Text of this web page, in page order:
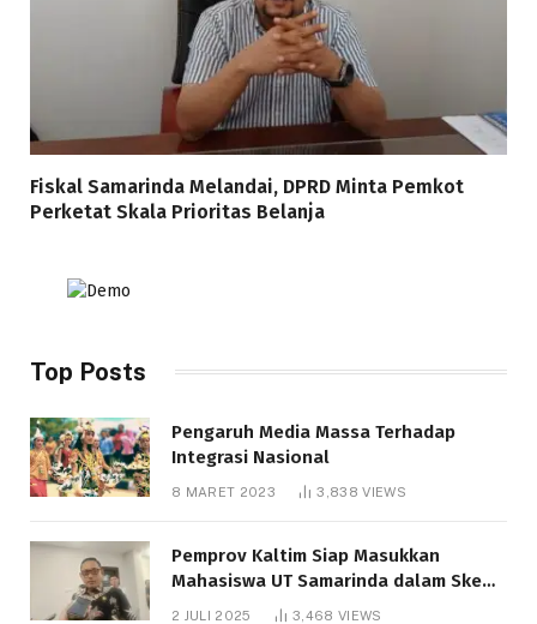
Fiskal Samarinda Melandai, DPRD Minta Pemkot
Perketat Skala Prioritas Belanja
Top Posts
Pengaruh Media Massa Terhadap
Integrasi Nasional
8 MARET 2023 3,838VIEWS
Pemprov Kaltim Siap Masukkan
Mahasiswa UT Samarinda dalam Skema
Bantuan Pendidikan Gratispol
2 JULI 2025 3,468 VIEWS